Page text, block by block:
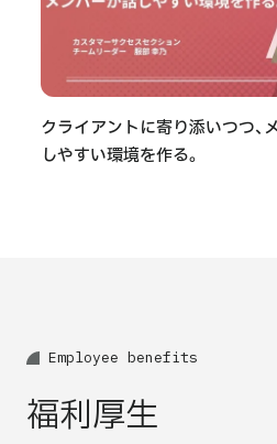
クライアントに寄り添いつつ、
しやすい環境を作る。
Employee benefits
福利厚生